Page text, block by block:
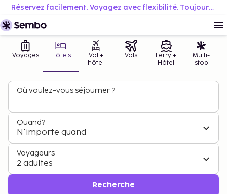
Réservez facilement. Voyagez avec flexibilité. Toujours au meilleur prix.
Voyages Hôtels
Vol +
hôtel
Vols
Ferry +
Hôtel
Multi-
stop
Où voulez-vous séjourner ?
Quand?
N'importe quand
Voyageurs
2 adultes
Recherche